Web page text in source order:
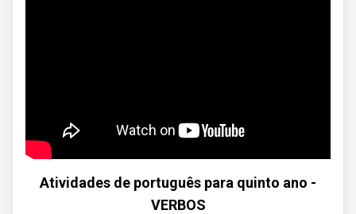
Atividades de português para quinto ano -
VERBOS